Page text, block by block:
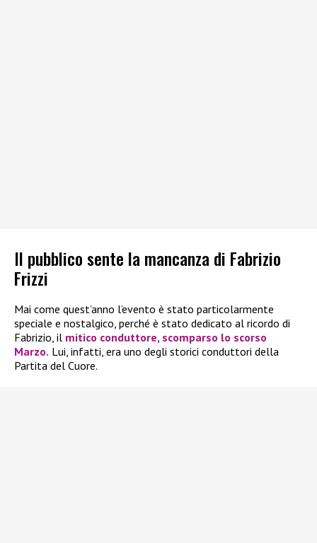
Il pubblico sente la mancanza di Fabrizio
Frizzi
Mai come quest’anno l’evento è stato particolarmente
speciale e nostalgico, perché è stato dedicato al ricordo di
Fabrizio, il mitico conduttore, scomparso lo scorso
Marzo. Lui, infatti, era uno degli storici conduttori della
Partita del Cuore.